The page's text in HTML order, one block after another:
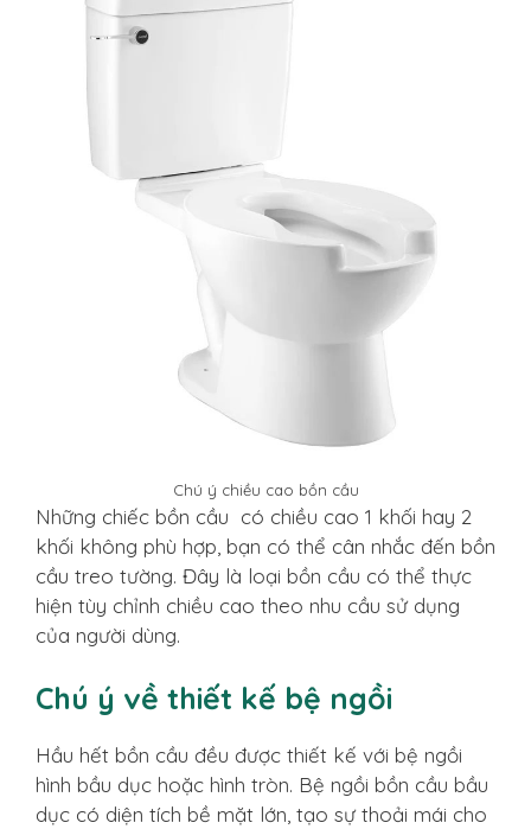
Chú ý chiều cao bồn cầu
Những chiếc bồn cầu có chiều cao 1 khối hay 2
khối không phù hợp, bạn có thể cân nhắc đến bồn
cầu treo tường. Đây là loại bồn cầu có thể thực
hiện tùy chỉnh chiều cao theo nhu cầu sử dụng
của người dùng.
Chú ý về thiết kế bệ ngồi
Hầu hết bồn cầu đều được thiết kế với bệ ngồi
hình bầu dục hoặc hình tròn. Bệ ngồi bồn cầu bầu
dục có diện tích bề mặt lớn, tạo sự thoải mái cho